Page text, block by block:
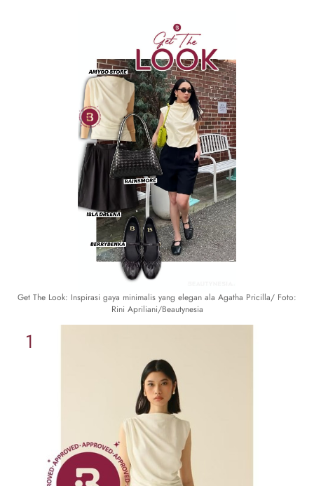
Get The Look: Inspirasi gaya minimalis yang elegan ala Agatha Pricilla/ Foto:
Rini Apriliani/Beautynesia
1